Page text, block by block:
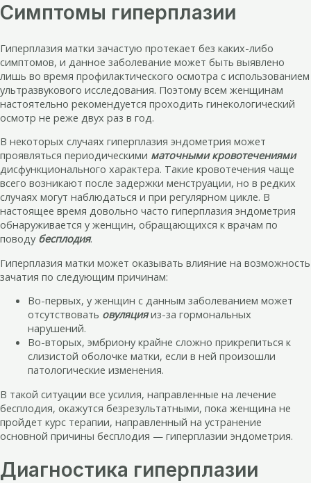
Симптомы гиперплазии
Гиперплазия матки зачастую протекает без каких-либо
симптомов, и данное заболевание может быть выявлено
лишь во время профилактического осмотра с использованием
ультразвукового исследования. Поэтому всем женщинам
настоятельно рекомендуется проходить гинекологический
осмотр не реже двух раз в год.
В некоторых случаях гиперплазия эндометрия может
проявляться периодическими маточными кровотечениями
дисфункционального характера. Такие кровотечения чаще
всего возникают после задержки менструации, но в редких
случаях могут наблюдаться и при регулярном цикле. В
настоящее время довольно часто гиперплазия эндометрия
обнаруживается у женщин, обращающихся к врачам по
поводу бесплодия.
Гиперплазия матки может оказывать влияние на возможность
зачатия по следующим причинам:
Во-первых, у женщин с данным заболеванием может
отсутствовать овуляцияиз-за гормональных
нарушений.
Во-вторых, эмбриону крайне сложно прикрепиться к
слизистой оболочке матки, если в ней произошли
патологические изменения.
В такой ситуации все усилия, направленные на лечение
бесплодия, окажутся безрезультатными, пока женщина не
пройдет курс терапии, направленный на устранение
основной причины бесплодия — гиперплазии эндометрия.
Диагностика гиперплазии